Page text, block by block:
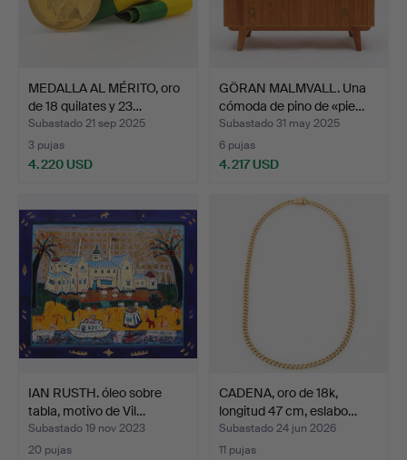
MEDALLA AL MÉRITO, oro
de 18 quilates y 23…
Subastado 21 sep 2025
3 pujas
4.220 USD
GÖRAN MALMVALL. Una
cómoda de pino de «pie…
Subastado 31 may 2025
6 pujas
4.217 USD
IAN RUSTH. óleo sobre
tabla, motivo de Vil…
Subastado 19 nov 2023
20 pujas
CADENA, oro de 18k,
longitud 47 cm, eslabo…
Subastado 24 jun 2026
11 pujas